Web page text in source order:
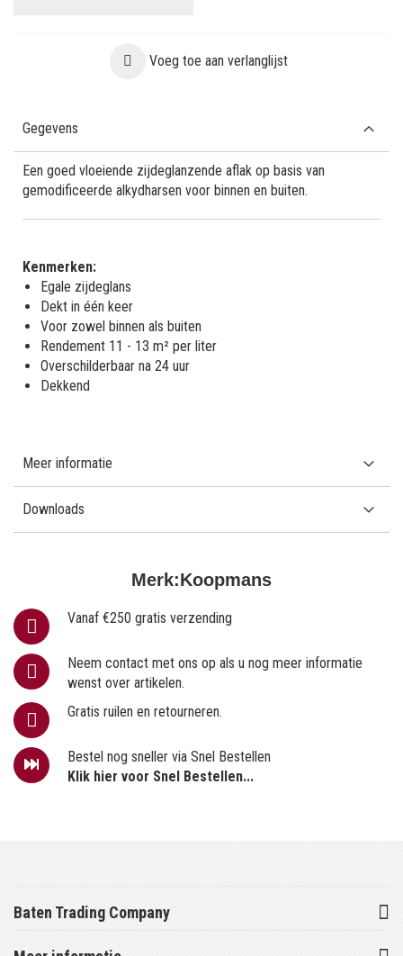
Voeg toe aan verlanglijst
Merk:Koopmans
Vanaf €250 gratis verzending
Neem contact met ons op als u nog meer informatie
wenst over artikelen.
Gratis ruilen en retourneren.
Bestel nog sneller via Snel Bestellen
Klik hier voor Snel Bestellen...
Gegevens
Een goed vloeiende zijdeglanzende aflak op basis van
gemodificeerde alkydharsen voor binnen en buiten.
Kenmerken:
Egale zijdeglans
Dekt in één keer
Voor zowel binnen als buiten
Rendement 11 - 13 m² per liter
Overschilderbaar na 24 uur
Dekkend
Meer informatie
Downloads
Baten Trading Company